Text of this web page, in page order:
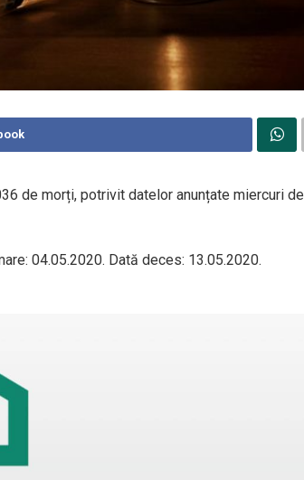
de morți, potrivit datelor anunțate miercuri de
04.05.2020. Dată deces: 13.05.2020.